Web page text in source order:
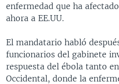
enfermedad que ha
ahora a EE.UU.
El mandatario habló
funcionarios del gabinete
respuesta del ébola tanto
Occidental, donde la